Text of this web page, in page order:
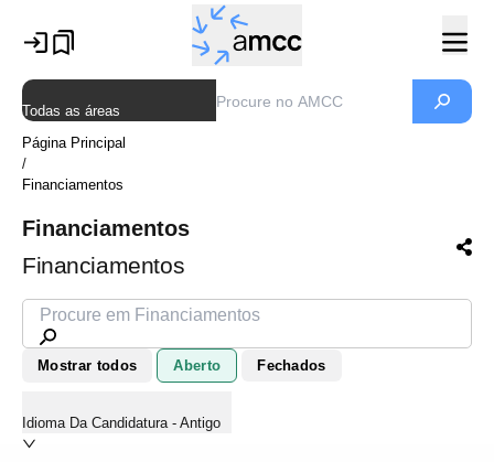
Todas as áreas
Página Principal
/
Financiamentos
Financiamentos
Financiamentos
Mostrar todos Aberto Fechados
Idioma Da Candidatura - Antigo